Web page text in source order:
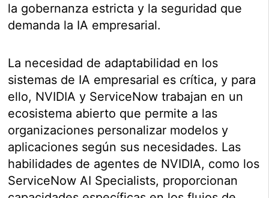
la gobernanza estricta y la seguridad que
demanda la IA empresarial.
La necesidad de adaptabilidad en los
sistemas de IA empresarial es crítica, y para
ello, NVIDIA y ServiceNow trabajan en un
ecosistema abierto que permite a las
organizaciones personalizar modelos y
aplicaciones según sus necesidades. Las
habilidades de agentes de NVIDIA, como los
ServiceNow AI Specialists, proporcionan